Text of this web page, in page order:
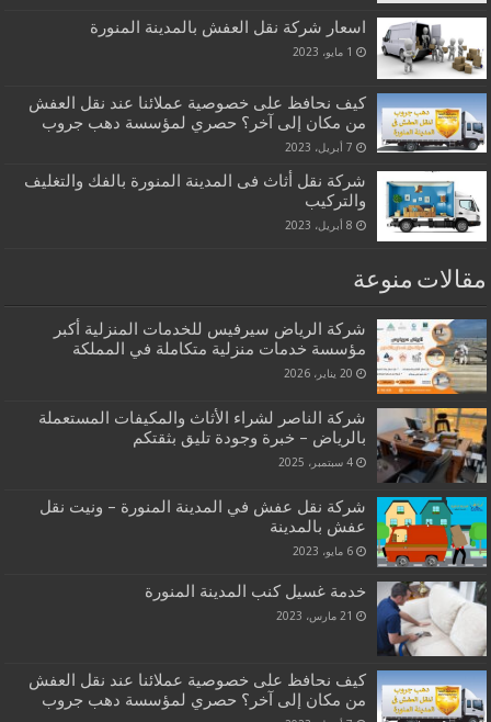
اسعار شركة نقل العفش بالمدينة المنورة
1 مايو، 2023
كيف نحافظ على خصوصية عملائنا عند نقل العفش
من مكان إلى آخر؟ حصري لمؤسسة دهب جروب
7 أبريل، 2023
شركة نقل أثاث فى المدينة المنورة بالفك والتغليف
والتركيب
8 أبريل، 2023
مقالات منوعة
شركة الرياض سيرفيس للخدمات المنزلية أكبر
مؤسسة خدمات منزلية متكاملة في المملكة
20 يناير، 2026
شركة الناصر لشراء الأثاث والمكيفات المستعملة
بالرياض – خبرة وجودة تليق بثقتكم
4 سبتمبر، 2025
شركة نقل عفش في المدينة المنورة – ونيت نقل
عفش بالمدينة
6 مايو، 2023
خدمة غسيل كنب المدينة المنورة
21 مارس، 2023
كيف نحافظ على خصوصية عملائنا عند نقل العفش
من مكان إلى آخر؟ حصري لمؤسسة دهب جروب